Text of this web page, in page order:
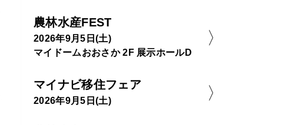
農林水産FEST
2026年9月5日(土)
マイドームおおさか 2F 展示ホールD
マイナビ移住フェア
2026年9月5日(土)